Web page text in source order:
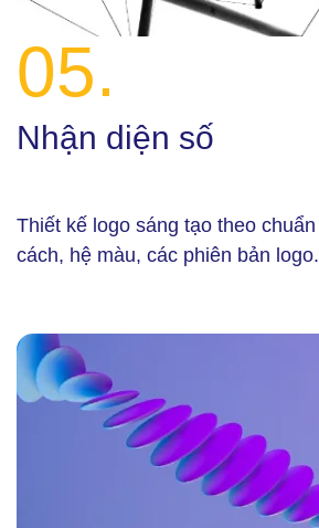
05.
Nhận diện số
Thiết kế logo sáng tạo theo
cách, hệ màu, các phiên bản